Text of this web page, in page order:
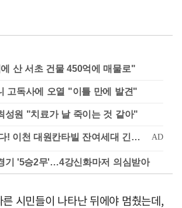
산 서초 건물 450억에 매물로"
고독사에 오열 "이틀 만에 발견"
성원 "치료가 날 죽이는 것 같아"
기 '5승2무'…4강신화마저 의심받아
시민들이 나타난 뒤에야 멈췄는데,